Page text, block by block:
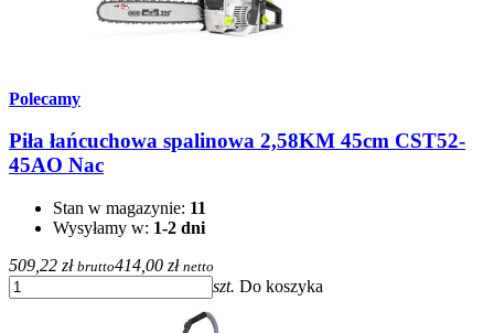
Polecamy
Piła łańcuchowa spalinowa 2,58KM 45cm CST52-
45AO Nac
Stan w magazynie: 11
Wysyłamy w: 1-2 dni
509,22 zł brutto414,00 zł netto
szt. Do koszyka